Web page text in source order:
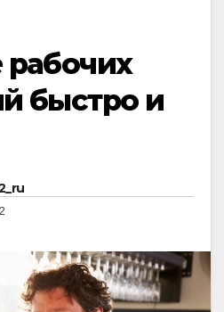
быстро и